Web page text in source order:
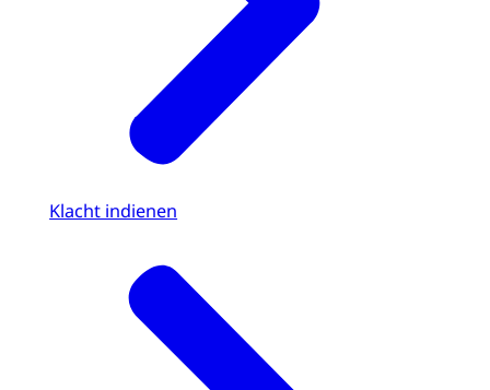
Klacht indienen